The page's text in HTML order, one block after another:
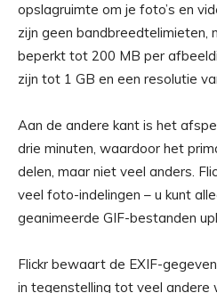
opslagruimte om je foto’s en
zijn geen bandbreedtelimieten,
beperkt tot 200 MB per
zijn tot 1 GB en een resolutie
Aan de andere kant is het
drie minuten, waardoor het
delen, maar niet veel anders.
veel foto-indelingen – u kunt
geanimeerde GIF-bestanden
Flickr bewaart de EXIF-
in tegenstelling tot veel andere